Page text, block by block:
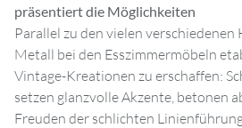
präsentiert die Möglichkeiten
Parallel zu den vielen
Metall bei den Esszimmermöbeln
Vintage-Kreationen zu erschaffen:
setzen glanzvolle Akzente, betonen
Freuden der schlichten